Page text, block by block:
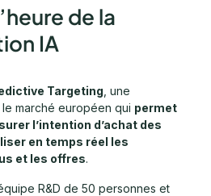
de la
IA
Targeting , une
marché européen qui permet
l’intention d’achat des
en temps réel les
et les offres.
R&D de 50 personnes et